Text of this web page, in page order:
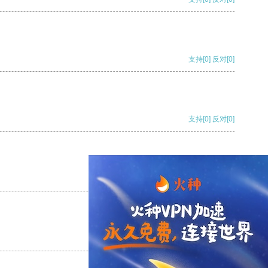
支持[0] 反对[0]
支持[0] 反对[0]
支持
支持[0] 反对[0]